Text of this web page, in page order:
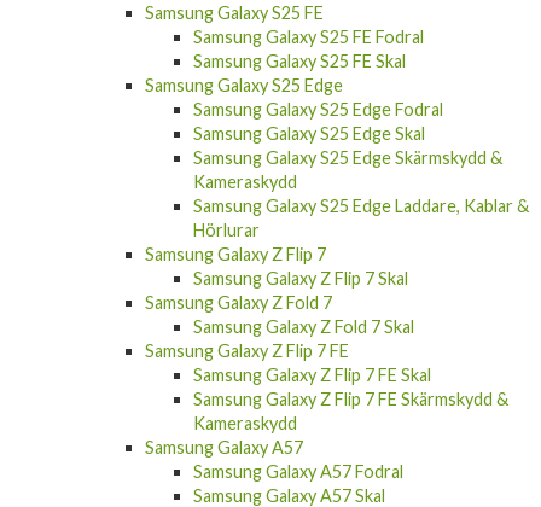
Samsung Galaxy S25 FE
Samsung Galaxy S25 FE Fodral
Samsung Galaxy S25 FE Skal
Samsung Galaxy S25 Edge
Samsung Galaxy S25 Edge Fodral
Samsung Galaxy S25 Edge Skal
Samsung Galaxy S25 Edge Skärmskydd &
Kameraskydd
Samsung Galaxy S25 Edge Laddare, Kablar &
Hörlurar
Samsung Galaxy Z Flip 7
Samsung Galaxy Z Flip 7 Skal
Samsung Galaxy Z Fold 7
Samsung Galaxy Z Fold 7 Skal
Samsung Galaxy Z Flip 7 FE
Samsung Galaxy Z Flip 7 FE Skal
Samsung Galaxy Z Flip 7 FE Skärmskydd &
Kameraskydd
Samsung Galaxy A57
Samsung Galaxy A57 Fodral
Samsung Galaxy A57 Skal